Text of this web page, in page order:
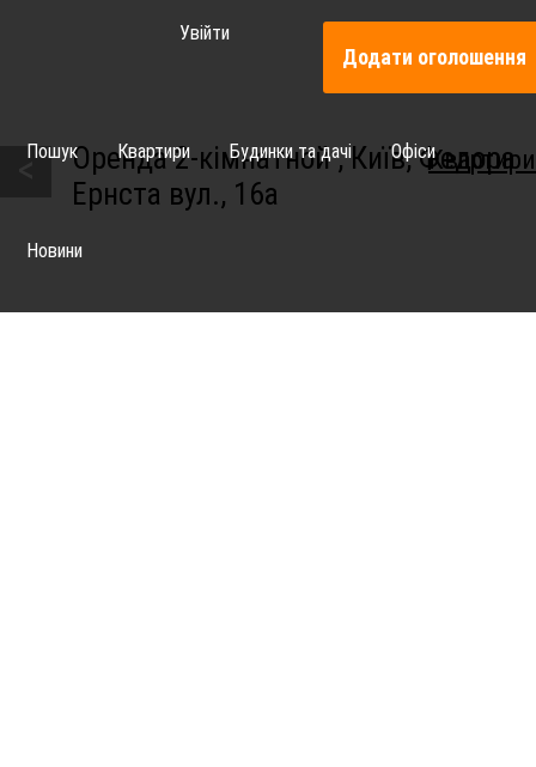
Пошук Квартири Будинки та дачі Офіси
Новини
Увійти
Додати оголошення
Оренда 2-кімнатной , Київ, Федора
Ернста вул., 16а
Квартири
<